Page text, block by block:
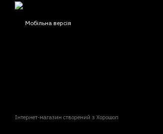
Мобільна версія
Інтернет-магазин створений з Хорошоп